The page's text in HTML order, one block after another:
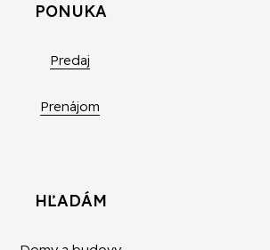
PONUKA
Predaj
Prenájom
HĽADÁM